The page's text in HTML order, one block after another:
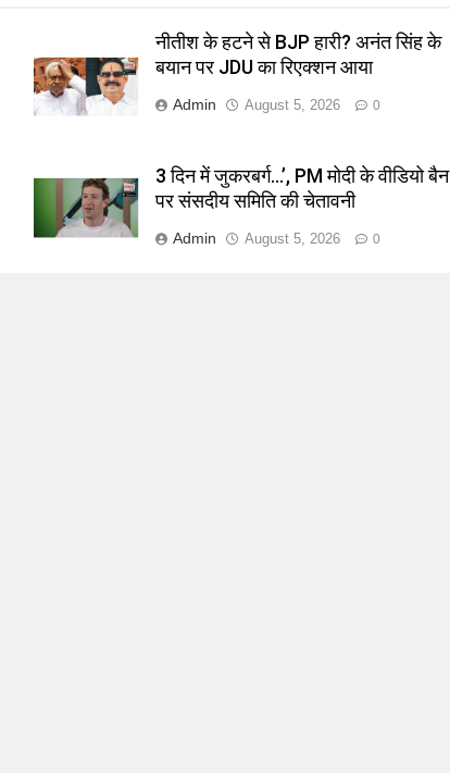
नीतीश के हटने से BJP हारी? अनंत सिंह के
बयान पर JDU का रिएक्शन आया
Admin August 5, 2026 0
3 दिन में जुकरबर्ग…’, PM मोदी के वीडियो बैन
पर संसदीय समिति की चेतावनी
Admin August 5, 2026 0